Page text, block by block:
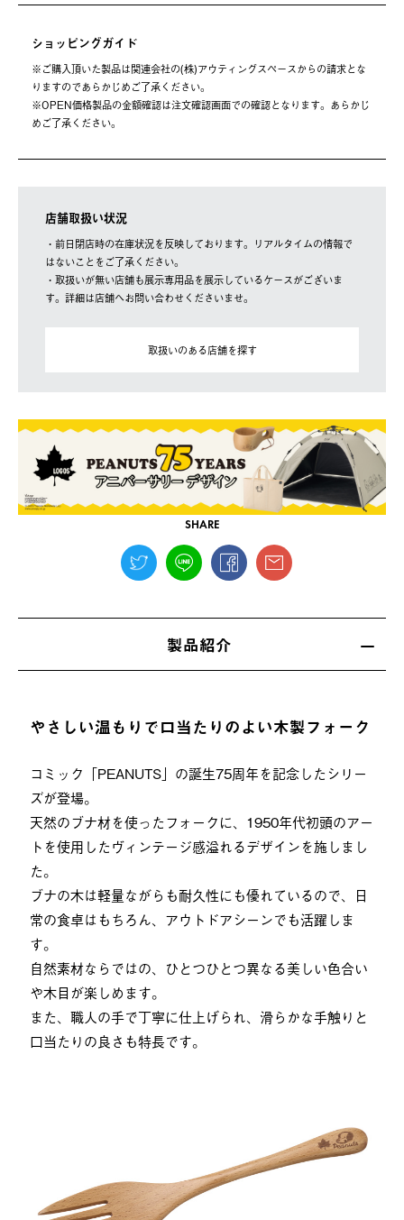
ショッピングガイド
※ご購⼊頂いた製品は関連会社の(株)アウティングスペースからの請求とな
りますのであらかじめご了承ください。
※OPEN価格製品の⾦額確認は注⽂確認画⾯での確認となります。あらかじ
めご了承ください。
店舗取扱い状況
・前日閉店時の在庫状況を反映しております。リアルタイムの情報で
はないことをご了承ください。
・取扱いが無い店舗も展示専用品を展示しているケースがございま
す。詳細は店舗へお問い合わせくださいませ。
取扱いのある店舗を探す
SHARE
製品紹介
やさしい温もりで口当たりのよい木製フォーク
コミック「PEANUTS」の誕生75周年を記念したシリー
ズが登場。
天然のブナ材を使ったフォークに、1950年代初頭のアー
トを使用したヴィンテージ感溢れるデザインを施しまし
た。
ブナの木は軽量ながらも耐久性にも優れているので、日
常の食卓はもちろん、アウトドアシーンでも活躍しま
す。
自然素材ならではの、ひとつひとつ異なる美しい色合い
や木目が楽しめます。
また、職人の手で丁寧に仕上げられ、滑らかな手触りと
口当たりの良さも特長です。